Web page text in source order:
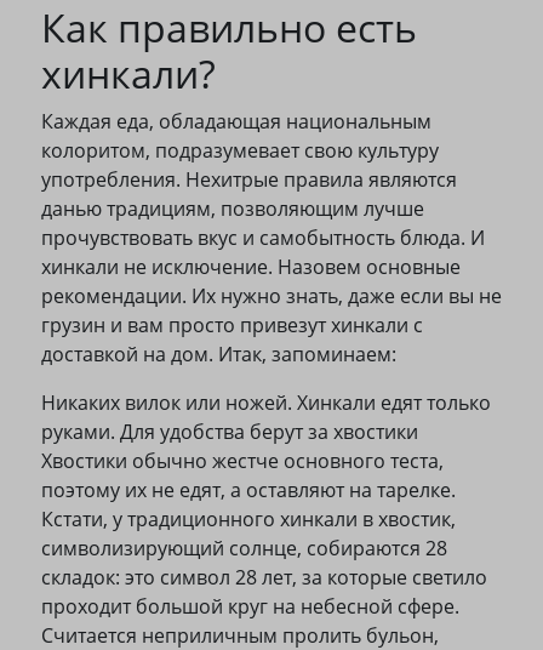
Как правильно есть
хинкали?
Каждая еда, обладающая национальным
колоритом, подразумевает свою культуру
употребления. Нехитрые правила являются
данью традициям, позволяющим лучше
прочувствовать вкус и самобытность блюда. И
хинкали не исключение. Назовем основные
рекомендации. Их нужно знать, даже если вы не
грузин и вам просто привезут хинкали с
доставкой на дом. Итак, запоминаем:
Никаких вилок или ножей. Хинкали едят только
руками. Для удобства берут за хвостики
Хвостики обычно жестче основного теста,
поэтому их не едят, а оставляют на тарелке.
Кстати, у традиционного хинкали в хвостик,
символизирующий солнце, собираются 28
складок: это символ 28 лет, за которые светило
проходит большой круг на небесной сфере.
Считается неприличным пролить бульон,